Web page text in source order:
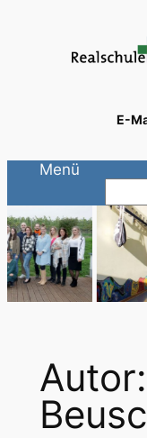
E-
Menü
u
e
n
Autor: